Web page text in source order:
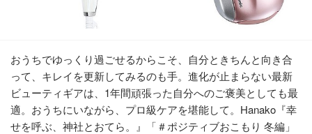
おうちでゆっくり過ごせるからこそ、自分ときちんと向き合
って、キレイを更新してみるのも手。進化が止まらない最新
ビューティギアは、1年間頑張った自分へのご褒美としても最
適。おうちにいながら、プロ級ケアを堪能して。Hanako『幸
せを呼ぶ、神社とおてら。』「＃ポジティブおこもり 冬編」